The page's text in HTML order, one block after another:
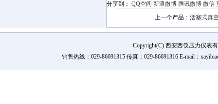
分享到： QQ空间 新浪微博 腾讯微博 微信
上一个产品：活塞式真
Copyright(C) 西安西仪压力仪表
销售热线：029-86691315 传真：029-86691316 E-mail：